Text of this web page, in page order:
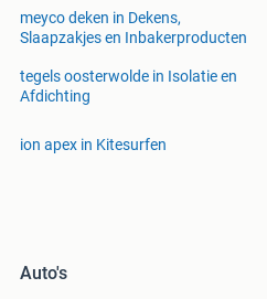
meyco deken in Dekens,
Slaapzakjes en Inbakerproducten
tegels oosterwolde in Isolatie en
Afdichting
ion apex in Kitesurfen
Auto's